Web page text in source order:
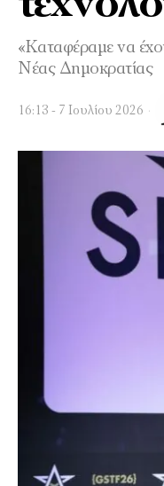
«Kαταφέραμε να
Νέας Δημοκρατίας
16:13 - 7 Ιουλίου 2026